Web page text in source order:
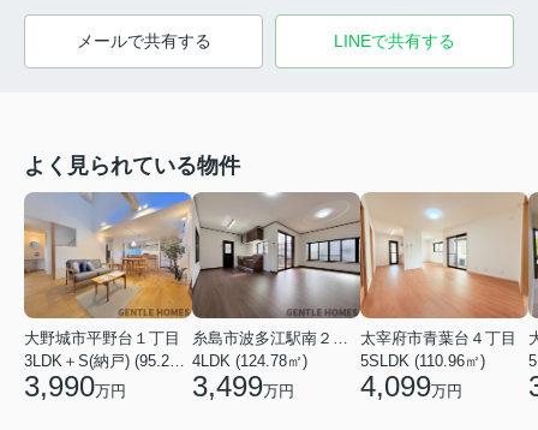
メールで共有する LINEで共有する
よく見られている物件
大野城市平野台１丁目
3LDK＋S(納戸) (95.23㎡)
3,990万円
糸島市波多江駅南２丁目
4LDK (124.78㎡)
3,499万円
太宰府市青葉台４丁目
5SLDK (110.96㎡)
4,099万円